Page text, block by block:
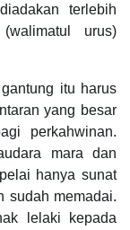
terlebih
urus)
itu harus
yang besar
perkahwinan.
mara dan
hanya sunat
sudah memadai.
lelaki kepada